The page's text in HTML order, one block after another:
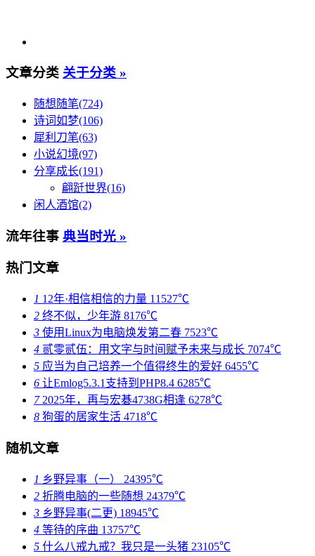
文章分类 关于分类 »
随想随笔(724)
诗词如梦(106)
犀利刀笔(63)
小说幻境(97)
分享成长(191)
翩跹世界(16)
闲人酒馆(2)
流年往事 典当时光 »
热门文章
1 12年·相信相信的力量 11527℃
2 终不似，少年游 8176℃
3 使用Linux为电脑焕发第二春 7523℃
4 贰零贰伍：用文字与时间赋予未来与成长 7074℃
5 应当为自己培养一个值得终生的爱好 6455℃
6 让Emlog5.3.1支持到PHP8.4 6285℃
72025年，再与宏碁4738G相逢 6278℃
8 狗蛋的居家生活 4718℃
随机文章
1 乡野异事（一） 24395℃
2 折腾电脑的一些随想 24379℃
3 乡野异事(二更) 18945℃
4 等待的序曲 13757℃
5 什么八戒九戒？我只是一头猪 23105℃